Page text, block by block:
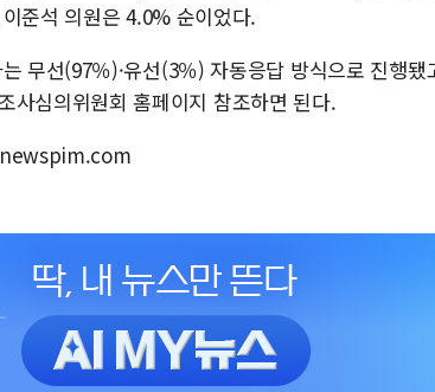
준석 의원은 4.0% 순이었다.
무선(97％)·유선(3％) 자동응답 방식으로 진행
사심의위원회 홈페이지 참조하면 된다.